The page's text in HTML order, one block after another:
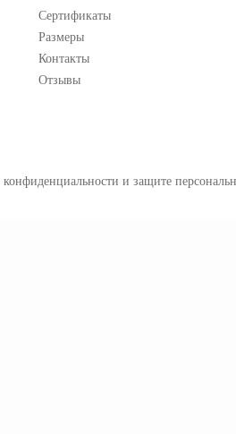
Сертификаты
Размеры
Контакты
Отзывы
и защите